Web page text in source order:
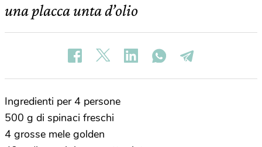
una placca unta d’olio
Ingredienti per 4 persone
500 g di spinaci freschi
4 grosse mele golden